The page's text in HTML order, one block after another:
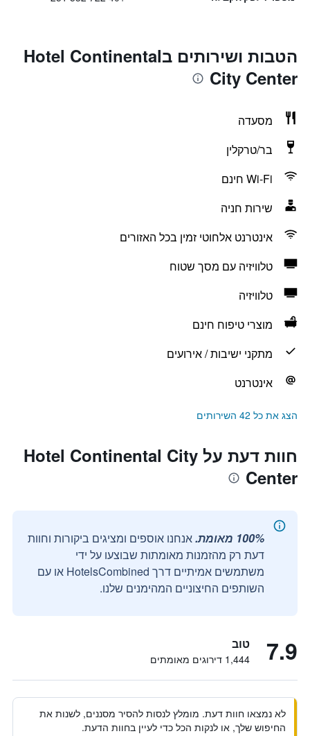
הטבות ושירותים בHotel Continental
City Center
מסעדה
בר/טרקלין
Wi-Fi חינם
שירות חניה
אינטרנט אלחוטי זמין בכל האזורים
טלוויזיה עם מסך שטוח
טלוויזיה
מוצרי טיפוח חינם
מתקני ישיבות / אירועים
אינטרנט
הצג את כל 42 השירותים
חוות דעת על Hotel Continental City
Center
100% מאומת.
אנחנו אוספים ומציגים ביקורות וחוות
דעת רק מהזמנות מאומתות שבוצעו על ידי
משתמשים אמיתיים דרך HotelsCombined או עם
השותפים החיצוניים המהימנים שלנו.
7.9 טוב
1,444 דירוגים מאומתים
לא נמצאו חוות דעת. מומלץ לנסות להסיר מסננים, לשנות את
החיפוש שלך, או לנקות הכל כדי לעיין בחוות הדעת.